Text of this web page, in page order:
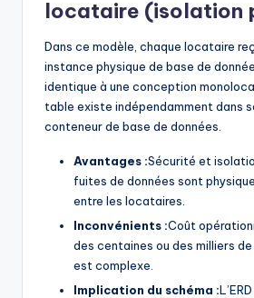
locataire (isolation
Dans ce modèle, chaque locataire
instance physique de base de
identique à une conception
table existe indépendamment dans
conteneur de base de données.
Avantages :Sécurité et
fuites de données sont
entre les locataires.
Inconvénients :Coût
des centaines ou des milliers
est complexe.
Implication du schéma :